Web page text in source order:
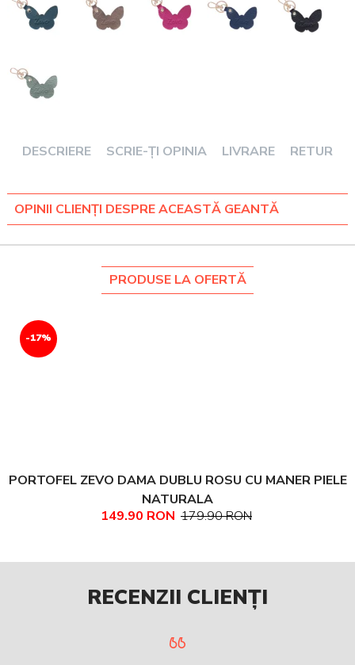
DESCRIERE SCRIE-ȚI OPINIA LIVRARE RETUR
OPINII CLIENȚI DESPRE ACEASTĂ GEANTĂ
PRODUSE LA OFERTĂ
-17%
PORTOFEL ZEVO DAMA DUBLU ROSU CU MANER PIELE
NATURALA
149.90 RON 179.90 RON
RECENZII CLIENȚI